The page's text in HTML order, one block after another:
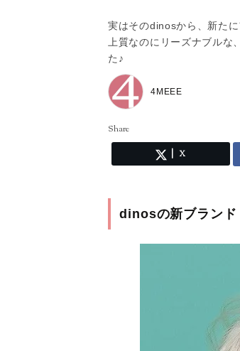
実はそのdinosから、新た
上質なのにリーズナブルな
た♪
4MEEE
Share
X
dinosの新ブラン